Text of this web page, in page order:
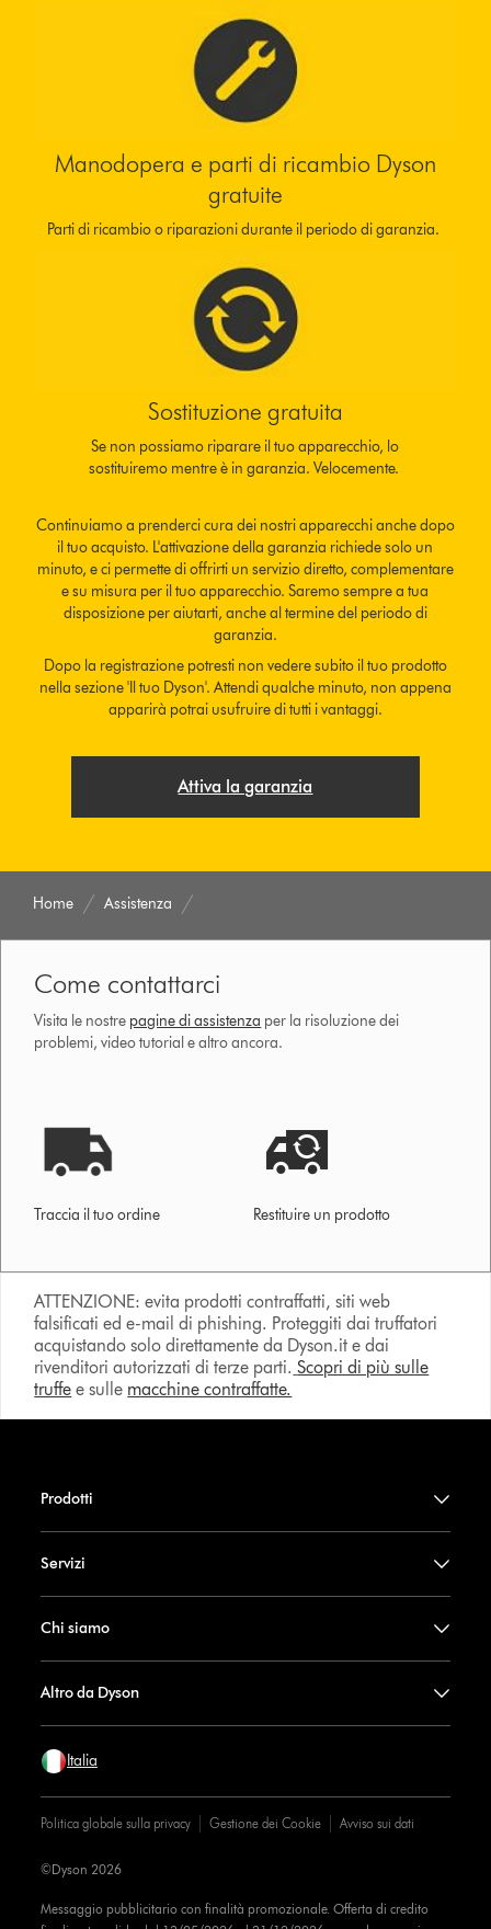
Manodopera e parti di ricambio Dyson
gratuite
Parti di ricambio o riparazioni durante il periodo di garanzia.
Sostituzione gratuita
Se non possiamo riparare il tuo apparecchio, lo
sostituiremo mentre è in garanzia. Velocemente.
Continuiamo a prenderci cura dei nostri apparecchi anche dopo
il tuo acquisto. L'attivazione della garanzia richiede solo un
minuto, e ci permette di offrirti un servizio diretto, complementare
e su misura per il tuo apparecchio. Saremo sempre a tua
disposizione per aiutarti, anche al termine del periodo di
garanzia.
Dopo la registrazione potresti non vedere subito il tuo prodotto
nella sezione 'Il tuo Dyson'. Attendi qualche minuto, non appena
apparirà potrai usufruire di tutti i vantaggi.
Attiva la garanzia
Home Assistenza
Come contattarci
Visita le nostre pagine di assistenza per la risoluzione dei
problemi, video tutorial e altro ancora.
Traccia il tuo ordine Restituire un prodotto
ATTENZIONE: evita prodotti contraffatti, siti web
falsificati ed e-mail di phishing. Proteggiti dai truffatori
acquistando solo direttamente da Dyson.it e dai
rivenditori autorizzati di terze parti. Scopri di più sulle
truffe e sulle macchine contraffatte.
Prodotti
Servizi
Chi siamo
Altro da Dyson
Italia
Politica globale sulla privacy Gestione dei Cookie Avviso sui dati
Messaggio pubblicitario con finalità promozionale. Offerta di credito
©Dyson 2026